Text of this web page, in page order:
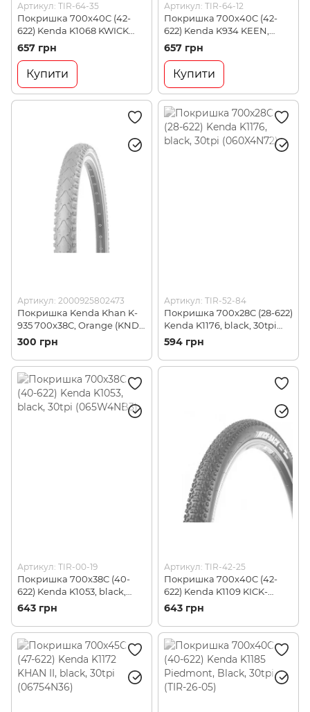
Артикул: TIR-64-35
Покришка 700x40C (42-
622) Kenda K1068 KWICK
BITUMEN, black, 30tpi
(066L4NF4)
657 грн
Купити
Артикул: TIR-64-12
Покришка 700x40C (42-
622) Kenda K934 KEEN,
black, 30tpi (068M7181)
657 грн
Купити
Артикул: 2000925802473
Покришка Kenda Khan K-
935 700x38C, Orange (KND
M527765)
300 грн
Артикул: TIR-52-84
Покришка 700x28C (28-622)
Kenda K1176, black, 30tpi
(060X4N72)
594 грн
Артикул: TIR-00-19
Покришка 700x38C (40-
622) Kenda K1053, black,
30tpi (065W4NB3)
643 грн
Артикул: TIR-42-25
Покришка 700x40C (42-
622) Kenda K1109 KICK-
BACK, black, 30tpi
(068F4N82)
643 грн